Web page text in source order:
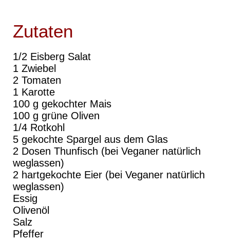
Zutaten
1/2 Eisberg Salat
1 Zwiebel
2 Tomaten
1 Karotte
100 g gekochter Mais
100 g grüne Oliven
1/4 Rotkohl
5 gekochte Spargel aus dem Glas
2 Dosen Thunfisch (bei Veganer natürlich
weglassen)
2 hartgekochte Eier (bei Veganer natürlich
weglassen)
Essig
Olivenöl
Salz
Pfeffer